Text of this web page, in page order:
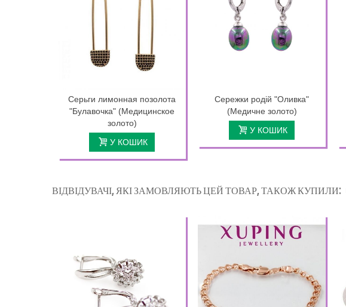
Серьги лимонная позолота
"Булавочка" (Медицинское
золото)
У КОШИК
Сережки родій "Оливка"
(Медичне золото)
У КОШИК
ВІДВІДУВАЧІ, ЯКІ ЗАМОВЛЯЮТЬ ЦЕЙ ТОВАР, ТАКОЖ КУПИЛИ: